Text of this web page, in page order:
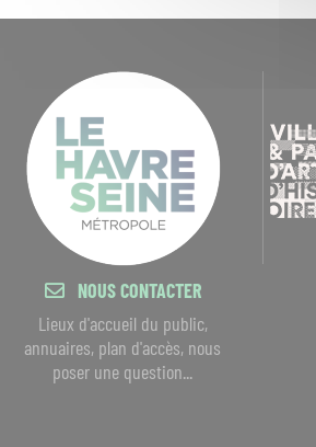
NOUS CONTACTER
Lieux d'accueil du public,
annuaires, plan d'accès, nous
poser une question...